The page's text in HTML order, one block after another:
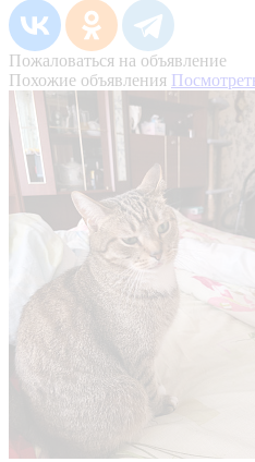
Пожаловаться на объявление
Похожие объявления